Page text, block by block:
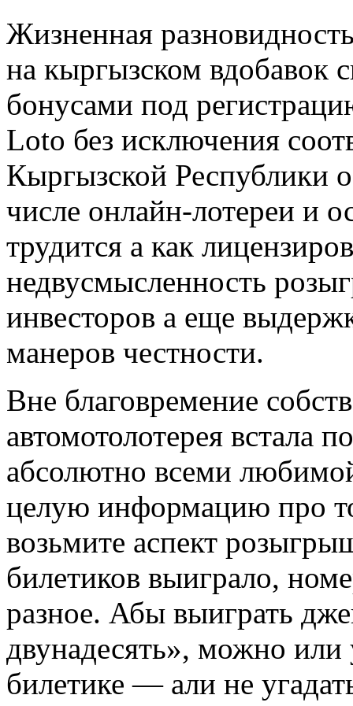
Жизненная
на кыргызском вдобавок
бонусами под
Loto без исключения
Кыргызской Республики
числе онлайн-лотереи и
трудится а как
недвусмысленность
инвесторов а еще
манеров честности.
Вне благовремение
автомотолотерея встала
абсолютно всеми
целую информацию про
возьмите аспект
билетиков выиграло,
разное. Абы выиграть
двунадесять», можно или
билетике — али не